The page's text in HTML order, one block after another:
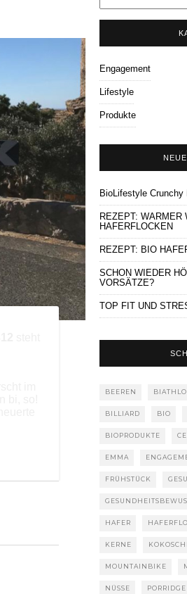
nach:
Engagement
Lifestyle
Produkte
BioLifestyle Crunchy
REZEPT: WARMER
HAFERFLOCKEN
REZEPT: BIO
SCHON WIEDER
VORSÄTZE?
TOP FIT UND
BEEREN
BILLIARD BIO
BIOPRODUKTE
EMMA
FRÜHSTÜCK
HAFER
KERNE
MOUNTAINBIKE
NÜSSE PORRIDGE